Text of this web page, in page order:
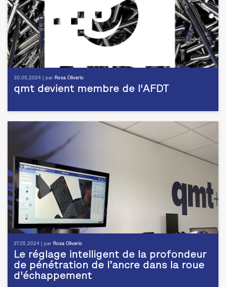
30.05.2024 | par Rosa Oliverio
qmt devient membre de l'AFDT
27.05.2024 | par Rosa Oliverio
Le réglage intelligent de la profondeur
de pénétration de l’ancre dans la roue
d'échappement